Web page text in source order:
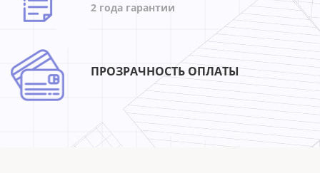
2 года гарантии
ПРОЗРАЧНОСТЬ ОПЛАТЫ